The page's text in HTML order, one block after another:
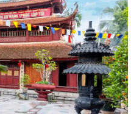
hoạt chi bộ thường kỳ (mẫu)
trình Sức khỏe học đường giai
dưới cờ, quyết tâm hoàn thành